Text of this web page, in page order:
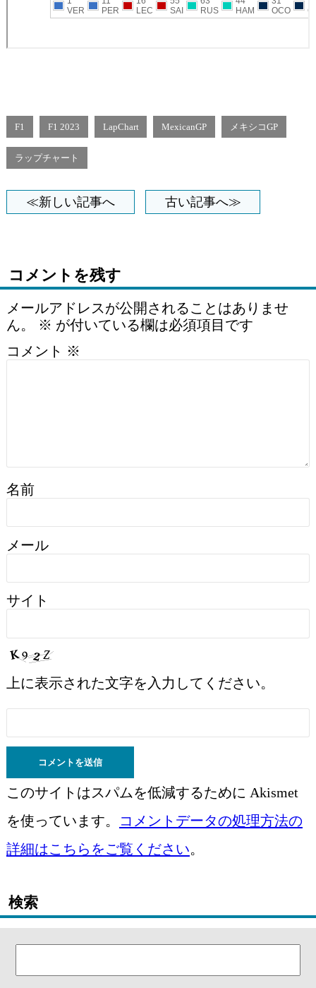
F1 F1 2023 LapChart MexicanGP メキシコGP
ラップチャート
≪新しい記事へ 古い記事へ≫
コメントを残す
メールアドレスが公開されることはありませ
ん。
※ が付いている欄は必須項目です
コメント ※
名前
メール
サイト
上に表示された文字を入力してください。
このサイトはスパムを低減するために Akismet
を使っています。
コメントデータの処理方法の
詳細はこちらをご覧ください。
検索